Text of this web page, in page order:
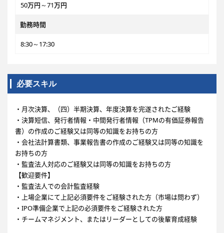
50万円～71万円
勤務時間
8:30～17:30
必要スキル
・月次決算、（四）半期決算、年度決算を完遂されたご経験
・決算短信、発行者情報・中間発行者情報（TPMの有価証券報告
書）の作成のご経験又は同等の知識をお持ちの方
・会社法計算書類、事業報告書の作成のご経験又は同等の知識を
お持ちの方
・監査法人対応のご経験又は同等の知識をお持ちの方
【歓迎要件】
・監査法人での会計監査経験
・上場企業にて上記必須要件をご経験された方（市場は問わず）
・IPO準備企業で上記の必須要件をご経験された方
・チームマネジメント、またはリーダーとしての後輩育成経験